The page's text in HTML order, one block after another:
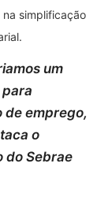
simplificação
um
de emprego,
o
do Sebrae